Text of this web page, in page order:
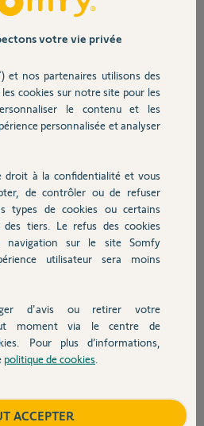
forum après de longues heures de
lecture, de recherches et de test sur
mes vannes.
Mon problème n'est pas compliqué
Après le changement de piles sur
deux vannes thermostatiques
celles-ci se sont retrouvées dans
ne pouvant ainsi interagir
de l'application et de tenter de
pas après recherche.
terme 18 vannes pour le moment
2 défaillantes.
d'enfant à la maison, est-ce que ce
direct sur un futur jumelage ?
votre vie privée
et nos partenaires utilisons des
cookies sur notre site pour les
le contenu et les
personnalisée et analyser
droit à la confidentialité et vous
de contrôler ou de refuser
types de cookies ou certains
des tiers. Le refus des cookies
navigation sur le site Somfy
utilisateur sera moins
d'avis ou retirer votre
moment via le centre de
Pour plus d’informations,
politique de cookies
ACCEPTER